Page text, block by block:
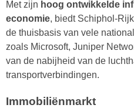
Met zijn hoog ontwikkelde
economie, biedt Schiphol-
de thuisbasis van vele
zoals Microsoft, Juniper
van de nabijheid van de
transportverbindingen.
Immobiliënmarkt